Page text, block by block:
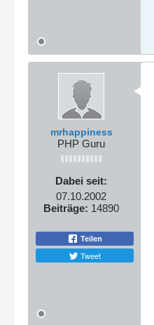
mrhappiness
PHP Guru
Dabei seit:
07.10.2002
Beiträge: 14890
Teilen
Tweet